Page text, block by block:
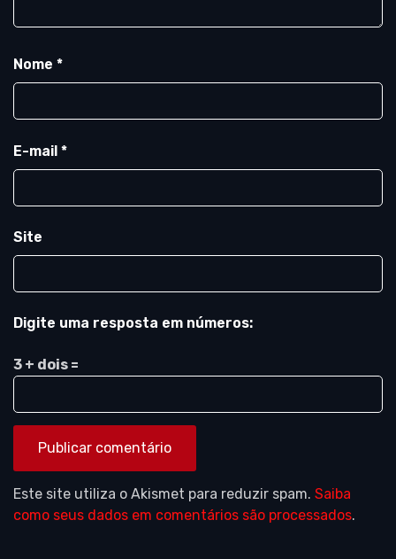
Nome *
E-mail *
Site
Digite uma resposta em números:
3 + dois =
Este site utiliza o Akismet para reduzir spam. Saiba
como seus dados em comentários são processados.